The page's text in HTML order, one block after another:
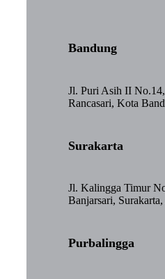
Bandung
Jl. Puri Asih II
Rancasari, Kota
Surakarta
Jl. Kalingga Timur
Banjarsari,
Purbalingga